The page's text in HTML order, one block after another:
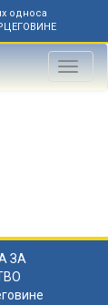
односа
Toggle
ЗА